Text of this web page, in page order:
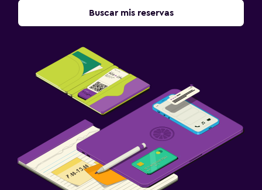
Buscar mis reservas